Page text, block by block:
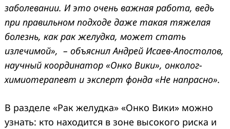
заболевании. И это очень важная работа, ведь
при правильном подходе даже такая тяжелая
болезнь, как рак желудка, может стать
излечимой», – объяснил Андрей Исаев-Апостолов,
научный координатор «Онко Вики», онколог-
химиотерапевт и эксперт фонда «Не напрасно».
В разделе «Рак желудка» «Онко Вики» можно
узнать: кто находится в зоне высокого риска и